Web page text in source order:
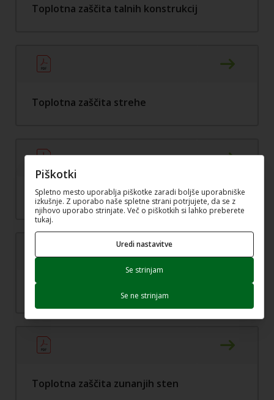
Toplotna zaščita talnih konstrukcij
Toplotna zaščita strehe
Toplotni mostovi v ovoju stavb
Toplotno izolacijski materiali
Toplotna zaščita zunanjih sten
Piškotki
Spletno mesto uporablja piškotke zaradi boljše uporabniške
izkušnje. Z uporabo naše spletne strani potrjujete, da se z
njihovo uporabo strinjate. Več o piškotkih si lahko preberete
tukaj.
Uredi nastavitve
Se strinjam
Se ne strinjam